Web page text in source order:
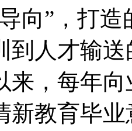
向”，打
到人才输
来，每年
新教育毕